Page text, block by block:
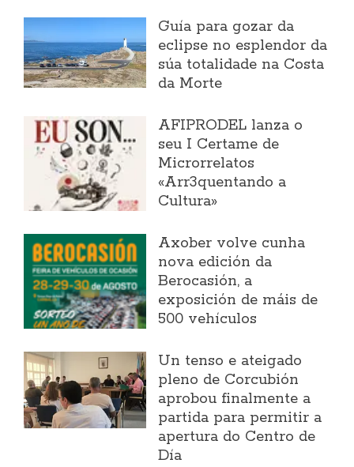
Guía para gozar da
eclipse no esplendor da
súa totalidade na Costa
da Morte
AFIPRODEL lanza o
seu I Certame de
Microrrelatos
«Arr3quentando a
Cultura»
Axober volve cunha
nova edición da
Berocasión, a
exposición de máis de
500 vehículos
Un tenso e ateigado
pleno de Corcubión
aprobou finalmente a
partida para permitir a
apertura do Centro de
Día